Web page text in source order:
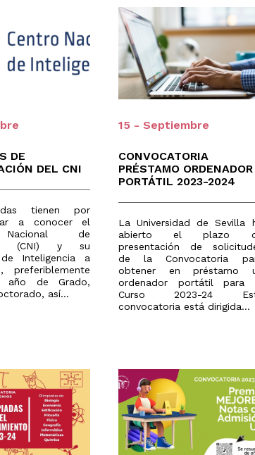
DE
DEL CNI
tienen por
a conocer el
de
(CNI) y su
Inteligencia a
preferiblemente
año de Grado,
así...
15 - Septiembre
CONVOCATORIA
PRÉSTAMO ORDENADOR
PORTÁTIL 2023-2024
La Universidad de Sevilla
abierto el plazo
presentación de
de la Convocatoria
obtener en préstamo
ordenador portátil para
Curso 2023-24
convocatoria está dirigida...